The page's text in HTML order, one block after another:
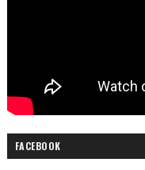
FACEBOOK